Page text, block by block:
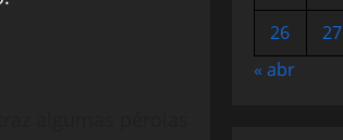
26
27
« abr